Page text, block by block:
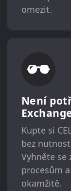
omezit.
Není
Kupte si
bez
Vyhněte se
procesům
okamžitě.